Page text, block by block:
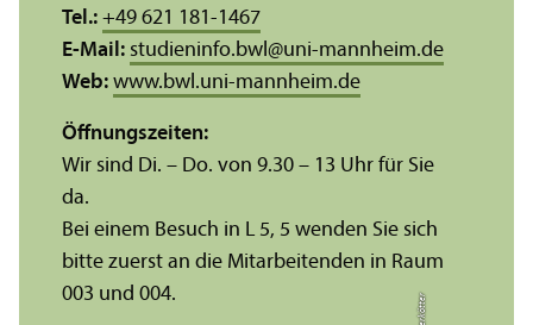
Tel.: +49 621 181-1467
E-Mail: studieninfo.bwl @uni-mannheim.de
Web: www.bwl.uni-mannheim.de
Öffnungs­zeiten:
Wir sind Di. – Do. von 9.30 – 13 Uhr für Sie
da.
Bei einem Besuch in L 5, 5 wenden Sie sich
bitte zuerst an die Mitarbeitenden in Raum
003 und 004.